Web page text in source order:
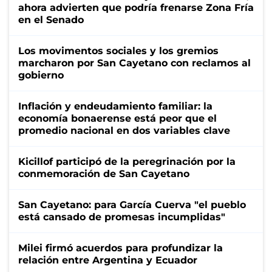
ahora advierten que podría frenarse Zona Fría
en el Senado
Los movimentos sociales y los gremios
marcharon por San Cayetano con reclamos al
gobierno
Inflación y endeudamiento familiar: la
economía bonaerense está peor que el
promedio nacional en dos variables clave
Kicillof participó de la peregrinación por la
conmemoración de San Cayetano
San Cayetano: para García Cuerva "el pueblo
está cansado de promesas incumplidas"
Milei firmó acuerdos para profundizar la
relación entre Argentina y Ecuador